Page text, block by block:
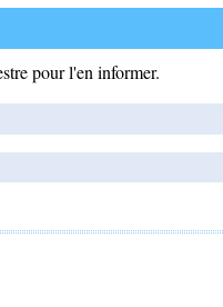
pour l'en informer.